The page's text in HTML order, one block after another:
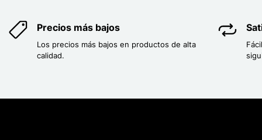
Precios más bajos
Los precios más bajos en productos de alta
calidad.